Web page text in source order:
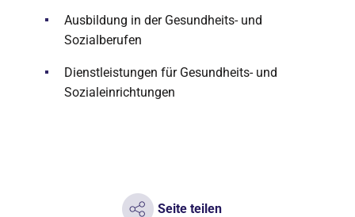
Ausbildung in der Gesundheits- und
Sozialberufen
Dienstleistungen für Gesundheits- und
Sozialeinrichtungen
Seite teilen